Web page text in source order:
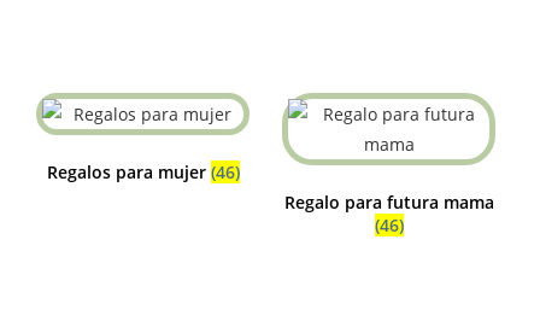
Regalos para mujer (46)
Regalo para futura mama
(46)